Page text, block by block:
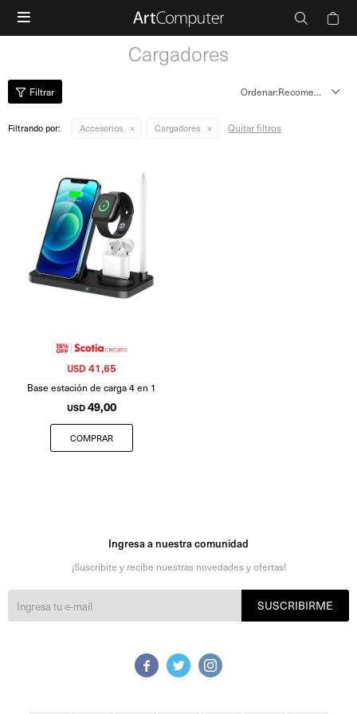

Cargadores
Recomendados
Filtrando por: Accesorios Cargadores Quitar filtros
Base estación de carga 4 en 1
USD 49,00
USD 41,65
  
Ingresa a nuestra comunidad
¡Suscribite y recibe nuestras novedades y ofertas!
SUSCRIBIRME